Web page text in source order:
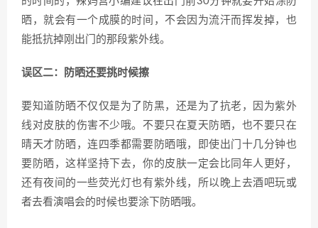
晒，就会有一个成膜的时间，不会因为流汗而挥发掉，也
能抵抗掉刚出门的那段紫外线。
误区二：防晒还要挑时候擦
要知道防晒不仅仅是为了防黑，还是为了抗老，因为紫外
线对皮肤的伤害不少哦。不要只在夏天防晒，也不要只在
晴天才防晒，连四季都需要防晒哦，即使出门十几分钟也
要防晒，这样坚持下去，你的皮肤一定会比同年人更好，
还有夜间的一些荧光灯也有紫外线，所以晚上去酒吧玩或
者去看演唱会的时候也要涂下防晒哦。